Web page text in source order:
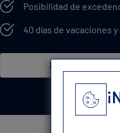
Posibilidad de
40 días de vacaciones
¡Quiero mi plaza!